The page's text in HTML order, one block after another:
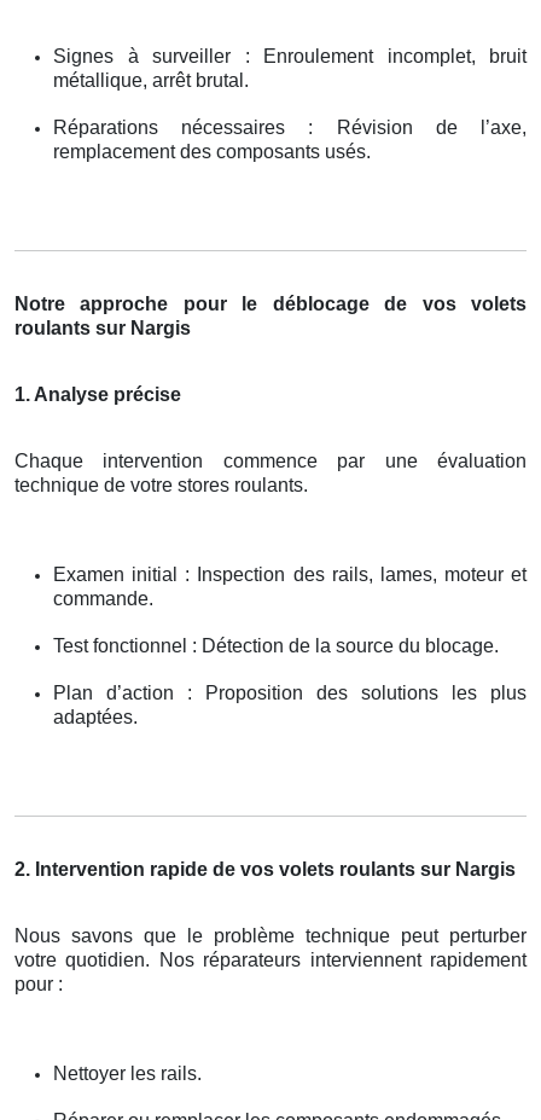
Signes à surveiller : Enroulement incomplet, bruit
métallique, arrêt brutal.
Réparations nécessaires : Révision de l’axe,
remplacement des composants usés.
Notre approche pour le déblocage de vos volets
roulants sur Nargis
1. Analyse précise
Chaque intervention commence par une évaluation
technique de votre stores roulants.
Examen initial : Inspection des rails, lames, moteur et
commande.
Test fonctionnel : Détection de la source du blocage.
Plan d’action : Proposition des solutions les plus
adaptées.
2. Intervention rapide de vos volets roulants sur Nargis
Nous savons que le problème technique peut perturber
votre quotidien. Nos réparateurs interviennent rapidement
pour :
Nettoyer les rails.